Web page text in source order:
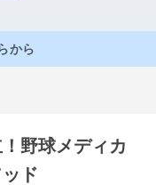
から
野球メディカ
ド